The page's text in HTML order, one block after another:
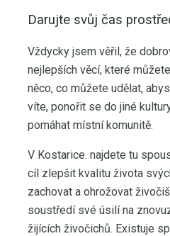
Darujte svůj čas
Vždycky jsem věřil, že
nejlepších věcí, které
něco, co můžete udělat,
víte, ponořit se do jiné
pomáhat místní komunitě.
V Kostarice. najdete tu
cíl zlepšit kvalitu života
zachovat a ohrožovat
soustředí své úsilí na
žijících živočichů. Existuje